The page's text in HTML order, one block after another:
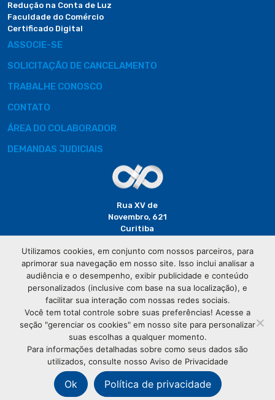
Redução na Conta de Luz
Faculdade do Comércio
Certificado Digital
ASSOCIE-SE
SOLICITAÇÃO DE CANCELAMENTO
TRABALHE CONOSCO
CONTATO
ÁREA DO COLABORADOR
DEMANDAS JUDICIAIS
Rua XV de
Novembro, 621
Curitiba
(41) 3320-
2929
© CopyrightAssociação Comercial do Paraná - Todos os
direitos reservados
76.583.004/0001-01
Utilizamos cookies, em conjunto com nossos parceiros, para
aprimorar sua navegação em nosso site. Isso inclui analisar a
audiência e o desempenho, exibir publicidade e conteúdo
personalizados (inclusive com base na sua localização), e
facilitar sua interação com nossas redes sociais.
Você tem total controle sobre suas preferências! Acesse a
seção "gerenciar os cookies" em nosso site para personalizar
suas escolhas a qualquer momento.
Para informações detalhadas sobre como seus dados são
utilizados, consulte nosso Aviso de Privacidade
Ok Política de privacidade